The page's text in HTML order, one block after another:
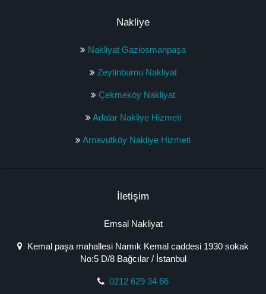
Nakliye
Nakliyat Gaziosmanpaşa
Zeytinburnu Nakliyat
Çekmeköy Nakliyat
Adalar Nakliye Hizmeti
Arnavutköy Nakliye Hizmeti
İletişim
Emsal Nakliyat
Kemal paşa mahallesi Namık Kemal caddesi 1930 sokak
No:5 D/8 Bağcılar / İstanbul
0212 629 34 66